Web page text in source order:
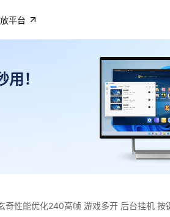
平台
！
奇性能优化240高帧 游戏多开 后台挂机 按